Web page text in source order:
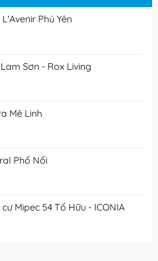
Phú Yên
Sơn - Rox Living
Mê Linh
Phố Nối
Mipec 54 Tố Hữu - ICONIA